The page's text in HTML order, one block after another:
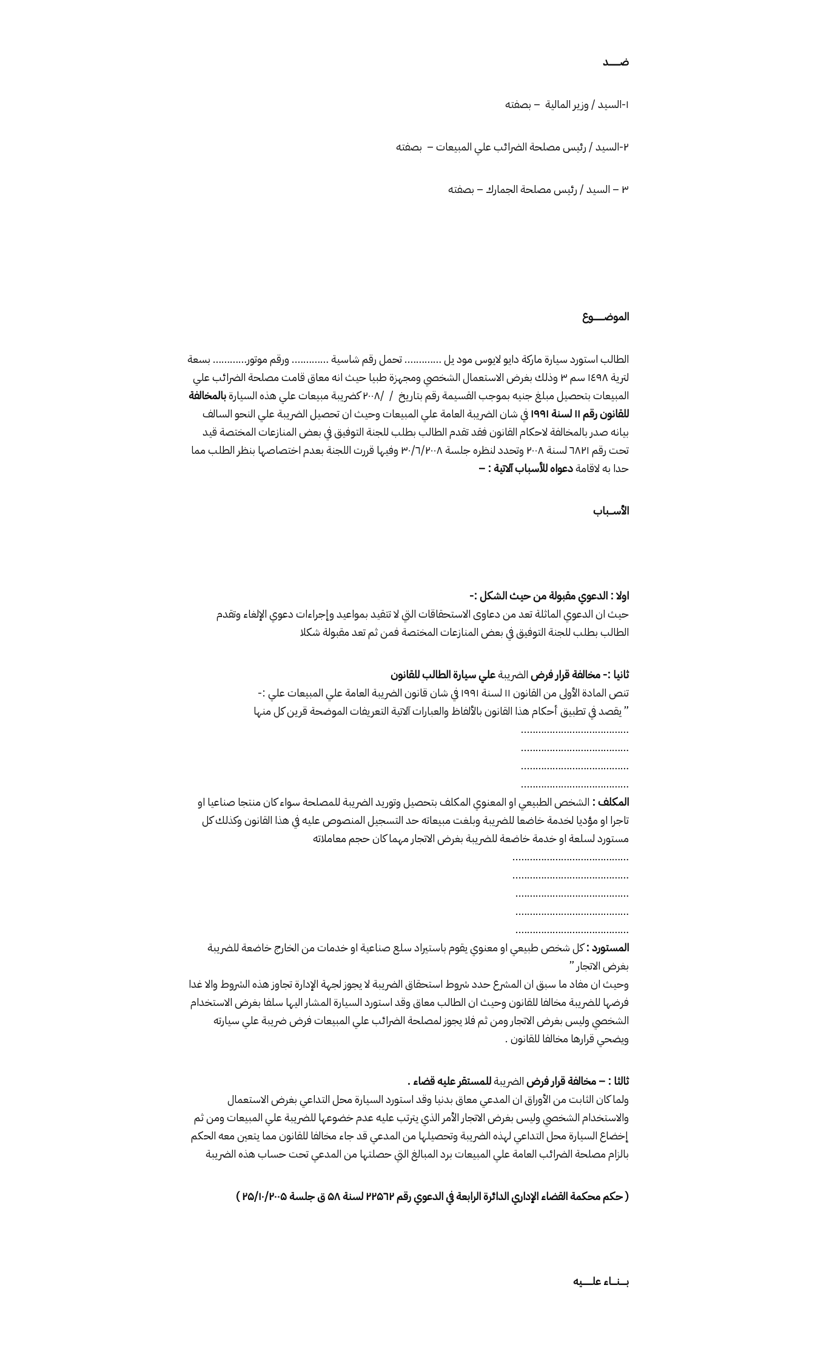
ضـــــــــد
۱-السيد / وزير المالية – بصفته
۲-السيد / رئيس مصلحة الضرائبعلي المبيعات – بصفته
۳ – السيد / رئيس مصلحة الجمارك – بصفته
الموضـــــــــوع
الطالب استورد سيارة ماركة دايو لايوس مود يل …………. تحمل رقم شاسية …………. ورقم موتور………… بسعة
لترية ۱٤۹۸ سم ۳ وذلك بغرض الاستعمال الشخصي ومجهزة طبيا حيث انه معاق قامت مصلحة الضرائب علي
المبيعات بتحصيل مبلغ جنيه بموجب القسيمة رقم بتاريخ / /۲۰۰۸ كضريبة مبيعات علي هذه السيارة
بالمخالفة
للقانون رقم۱۱لسنة۱۹۹۱في شان الضريبة العامة علي المبيعات وحيث ان تحصيل الضريبة علي النحو السالف
بيانه صدر بالمخالفة لاحكام القانون فقد تقدم الطالب بطلب للجنة التوفيق في بعض المنازعات المختصة قيد
تحت رقم ٦۸۲۱ لسنة ۲۰۰۸ وتحدد لنظره جلسة ۳۰/٦/۲۰۰۸ وفيها قررت اللجنة بعدم اختصاصها بنظر الطلب مما
حدا به لاقامةدعواه للأسباب آلاتية : –
الأســـباب
اولا : الدعوي مقبولة من حيث الشكل :-
حيث ان الدعوي الماثلة تعد من دعاوى الاستحقاقات التي لا تتقيد بمواعيد وإجراءات دعوي الإلغاء وتقدم
الطالب بطلب للجنة التوفيق في بعض المنازعات المختصة فمن ثم تعد مقبولة شكلا
ثانيا :- مخالفة قرار فرضالضريبةعلي سيارة الطالب للقانون
تنص المادة الأولى من القانون ۱۱ لسنة ۱۹۹۱ في شان قانون الضريبة العامة علي المبيعات علي :-
” يقصد في تطبيق أحكام هذا القانون بالألفاظ والعبارات آلاتية التعريفات الموضحة قرين كل منها
………………………………..
………………………………..
………………………………..
………………………………..
المكلف : الشخص الطبيعي او المعنوي المكلف بتحصيل وتوريدالضريبةللمصلحة سواء كان منتجا صناعيا او
تاجرا او مؤديا لخدمة خاضعا للضريبة وبلغت مبيعاته حد التسجيل المنصوص عليه في هذا القانون وكذلك كل
مستورد لسلعة او خدمة خاضعة للضريبة بغرض الاتجار مهما كان حجم معاملاته
…………………………………..
…………………………………..
………………………………….
………………………………….
………………………………….
المستورد :كل شخص طبيعي او معنوي يقوم باستيراد سلع صناعية او خدمات من الخارج خاضعة للضريبة
بغرض الاتجار ”
وحيث ان مفاد ما سبق ان المشرع حدد شروط استحقاق الضريبة لا يجوز لجهة الإدارة تجاوز هذه الشروط والا غدا
فرضها للضريبة مخالفا للقانون وحيث ان الطالب معاق وقد استورد السيارة المشار اليها سلفا بغرض الاستخدام
الشخصي وليس بغرض الاتجار ومن ثم فلا يجوز لمصلحة الضرائب علي المبيعات فرض ضريبة علي سيارته
ويضحي قرارها مخالفا للقانون .
ثالثا : – مخالفة قرار فرضالضريبةللمستقر عليه قضاء .
ولما كان الثابت من الأوراق ان المدعي معاق بدنيا وقد استورد السيارة محل التداعي بغرض الاستعمال
والاستخدام الشخصي وليس بغرض الاتجار الأمر الذي يترتب عليه عدم خضوعها للضريبة علي المبيعات ومن ثم
إخضاع السيارة محل التداعي لهذه الضريبة وتحصيلها من المدعي قد جاء مخالفا للقانون مما يتعين معه الحكم
بالزام مصلحة الضرائب العامة علي المبيعات برد المبالغ التي حصلتها من المدعي تحت حساب هذه الضريبة
( حكم محكمة القضاء الإداري الدائرة الرابعة في الدعوي رقم ۲۲۵٦۲ لسنة۵۸ق جلسة۲۵/۱۰/۲۰۰۵ )
بـــــنــــاء علــــــــيه